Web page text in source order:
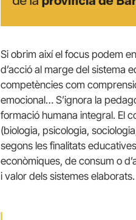
Si obrim així el focus podem
d’acció al marge del sistema
competències com
emocional… S’ignora la
formació humana integral. El
(biologia, psicologia,
segons les finalitats
econòmiques, de consum o
i valor dels sistemes elaborats.